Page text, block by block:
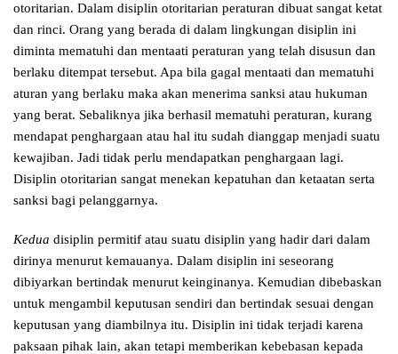
otoritarian. Dalam disiplin otoritarian peraturan dibuat sangat ketat
dan rinci. Orang yang berada di dalam lingkungan disiplin ini
diminta mematuhi dan mentaati peraturan yang telah disusun dan
berlaku ditempat tersebut. Apa bila gagal mentaati dan mematuhi
aturan yang berlaku maka akan menerima sanksi atau hukuman
yang berat. Sebaliknya jika berhasil mematuhi peraturan, kurang
mendapat penghargaan atau hal itu sudah dianggap menjadi suatu
kewajiban. Jadi tidak perlu mendapatkan penghargaan lagi.
Disiplin otoritarian sangat menekan kepatuhan dan ketaatan serta
sanksi bagi pelanggarnya.
Kedua disiplin permitif atau suatu disiplin yang hadir dari dalam
dirinya menurut kemauanya. Dalam disiplin ini seseorang
dibiyarkan bertindak menurut keinginanya. Kemudian dibebaskan
untuk mengambil keputusan sendiri dan bertindak sesuai dengan
keputusan yang diambilnya itu. Disiplin ini tidak terjadi karena
paksaan pihak lain, akan tetapi memberikan kebebasan kepada